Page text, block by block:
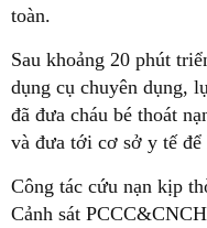
toàn.
Sau khoảng 20 phút
dụng cụ chuyên dụng,
đã đưa cháu bé thoát
và đưa tới cơ sở y tế
Công tác cứu nạn kịp
Cảnh sát